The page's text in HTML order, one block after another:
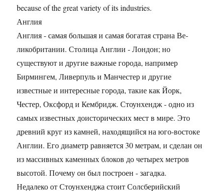
because of the great variety of its industries.
Англия
Англия - самая большая и самая богатая страна Ве­
ликобритании. Столица Англии - Лондон; но
существуют и другие важные города, например
Бирмингем, Ливерпуль и Манчестер и другие
известные и интересные города, такие как Йорк,
Честер, Оксфорд и Кембридж. Стоунхендж - одно из
самых известных доисторических мест в мире. Это
древний круг из камней, находящийся на юго-востоке
Англии. Его диаметр равняется 30 метрам, и сделан он
из массивных каменных блоков до четырех метров
высотой. Почему он был построен - загадка.
Недалеко от Стоунхенджа стоит Солсберийский